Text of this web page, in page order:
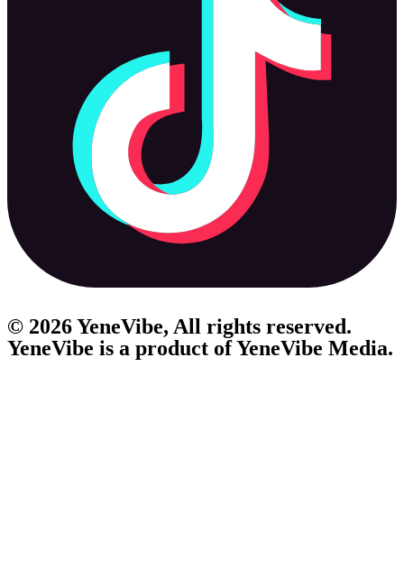
© 2026 YeneVibe, All rights reserved.
YeneVibe is a product ofYeneVibe Media.